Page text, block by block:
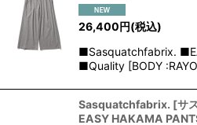
26,400円(税込)
■Sasquatchfabrix.
■Quality [BODY
Sasquatchfabrix. [サ
EASY HAKAMA